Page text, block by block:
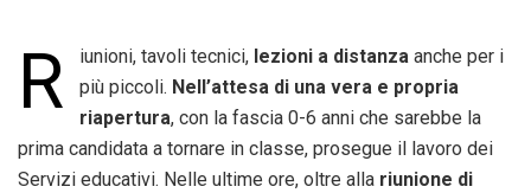
R iunioni, tavoli tecnici, lezioni a distanzaanche per i
più piccoli. Nell’attesa di una vera e propria
riapertura, con la fascia 0-6 anni che sarebbe la
prima candidata a tornare in classe, prosegue il lavoro dei
Servizi educativi. Nelle ultime ore, oltre alla riunione di